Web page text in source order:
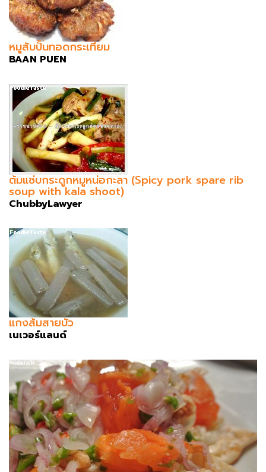
หมูสับปั้นทอดกระเทียม
BAAN PUEN
ต้มแซ่บกระดูกหมูหน่อกะลา (Spicy pork spare rib
soup with kala shoot)
ChubbyLawyer
แกงส้มสายบัว
เนเวอร์แลนด์